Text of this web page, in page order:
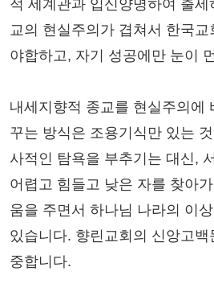
적 세계관과 입신양명하여 출
교의 현실주의가 겹쳐서 한국
야합하고, 자기 성공에만 눈이
내세지향적 종교를 현실주의에
꾸는 방식은 조용기식만 있는
사적인 탐욕을 부추기는 대신,
어렵고 힘들고 낮은 자를 찾아
움을 주면서 하나님 나라의 이
있습니다. 향린교회의 신앙고백
중합니다.